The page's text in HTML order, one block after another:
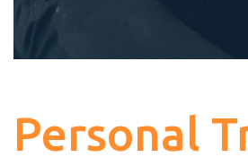
Personal